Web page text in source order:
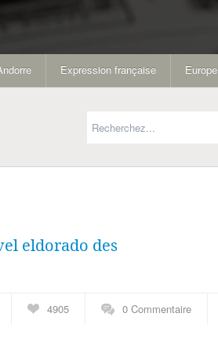
Expression française Europe
eldorado des
4905 0 Commentaire